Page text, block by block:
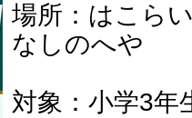
場所：はこら
なしのへや
対象：小学3年